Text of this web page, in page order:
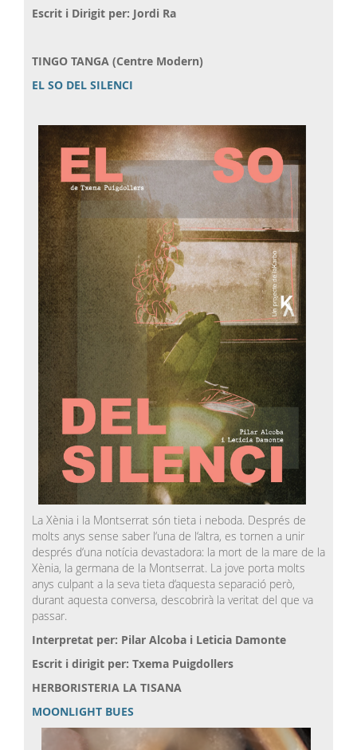
Escrit i Dirigit per: Jordi Ra
TINGO TANGA (Centre Modern)
EL SO DEL SILENCI
La Xènia i la Montserrat són tieta i neboda. Després de
molts anys sense saber l‘una de l‘altra, es tornen a unir
després d‘una notícia devastadora: la mort de la mare de la
Xènia, la germana de la Montserrat. La jove porta molts
anys culpant a la seva tieta d‘aquesta separació però,
durant aquesta conversa, descobrirà la veritat del que va
passar.
Interpretat per: Pilar Alcoba i Leticia Damonte
Escrit i dirigit per: Txema Puigdollers
HERBORISTERIA LA TISANA
MOONLIGHT BUES